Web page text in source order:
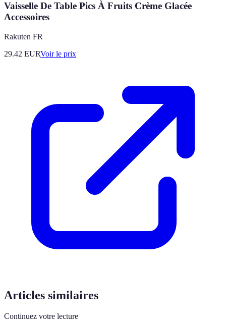
Vaisselle De Table Pics À Fruits Crème Glacée
Accessoires
Rakuten FR
29.42 EURVoir le prix
Articles similaires
Continuez votre lecture